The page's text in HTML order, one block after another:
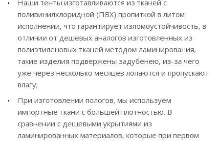
Наши тенты изготавливаются из тканей с
поливинилхлоридной (ПВХ) пропиткой в литом
исполнении, что гарантирует изломоустойчивость, в
отличии от дешевых аналогов изготовленных из
полиэтиленовых тканей методом ламинирования,
такие изделия подвержены задубенею, из-за чего
уже через несколько месяцев лопаются и пропускают
влагу;
При изготовлении пологов, мы используем
импортные ткани с большей плотностью. В
сравнении с дешевыми укрытиями из
ламинированных материалов, которые при первом